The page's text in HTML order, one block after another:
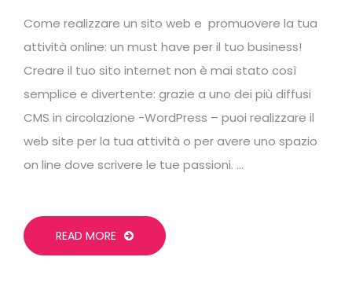
Come realizzare un sito web e promuovere la tua
attività online: un must have per il tuo business!
Creare il tuo sito internet non è mai stato così
semplice e divertente: grazie a uno dei più diffusi
CMS in circolazione -WordPress – puoi realizzare il
web site per la tua attività o per avere uno spazio
on line dove scrivere le tue passioni. …
READ MORE